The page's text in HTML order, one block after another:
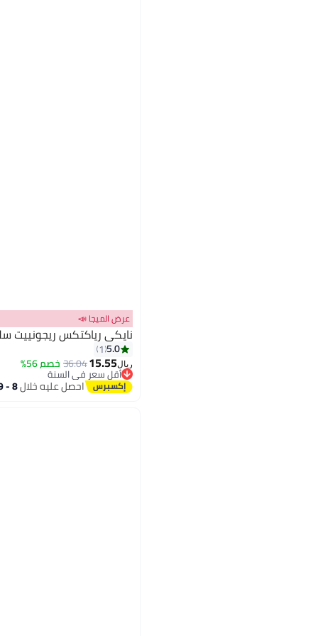
5
عرض الميجا 📣
نايكي رياكتكس ريجونييت
5.0
1
ريال15.55
36.04خصم 56%
أقل سعر في السنة
أقل سعر في السنة
احصل عليه خلال8 - 9 اغسطس